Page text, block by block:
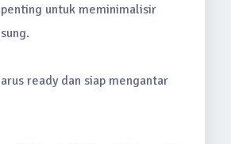
untuk meminimalisir
ready dan siap mengantar